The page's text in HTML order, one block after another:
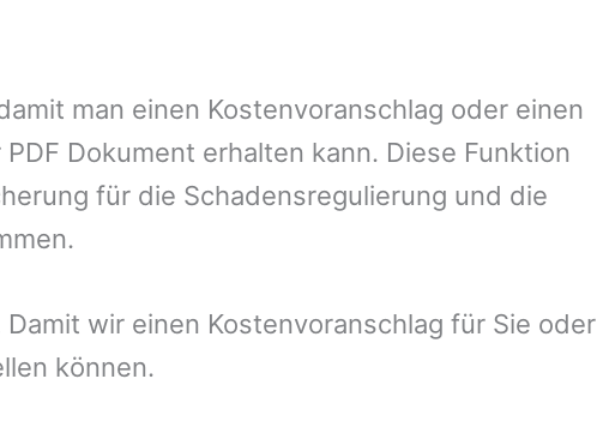
man einen Kostenvoranschlag oder einen
Dokument erhalten kann. Diese Funktion
für die Schadensregulierung und die
wir einen Kostenvoranschlag für Sie oder
können.